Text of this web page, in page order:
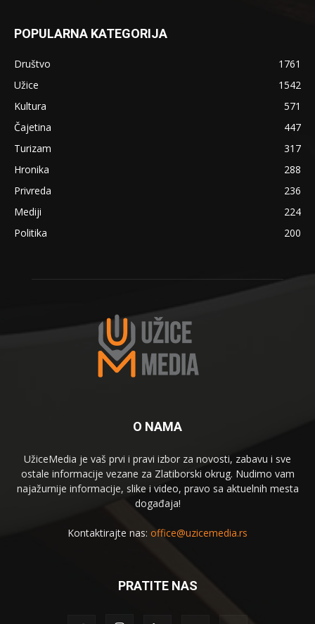
POPULARNA KATEGORIJA
Društvo
1761
Užice
1542
Kultura
571
Čajetina
447
Turizam
317
Hronika
288
Privreda
236
Mediji
224
Politika
200
O NAMA
UžiceMedia je vaš prvi i pravi izbor za novosti, zabavu i sve
ostale informacije vezane za Zlatiborski okrug. Nudimo vam
najažurnije informacije, slike i video, pravo sa aktuelnih mesta
događaja!
Kontaktirajte nas: office@uzicemedia.rs
PRATITE NAS